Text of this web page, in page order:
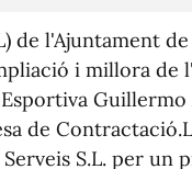
de l'Ajuntament
i millora de
de
S.L. per un